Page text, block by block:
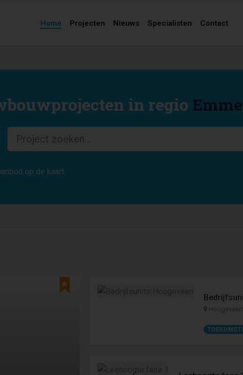
Home Projecten Nieuws Specialisten Contact
in regio
op de kaart
Hoogeveen